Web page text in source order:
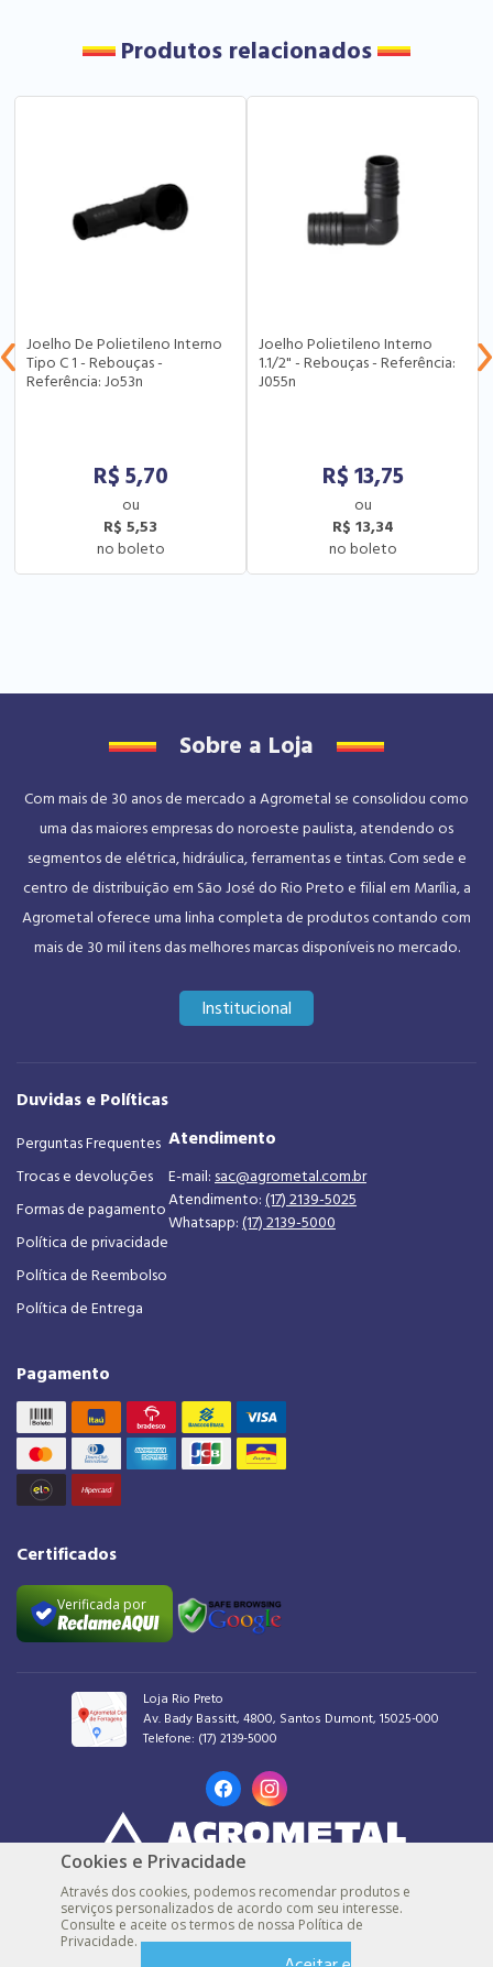
Produtos relacionados
Joelho De Polietileno Interno
Tipo C 1 - Rebouças -
Referência: Jo53n
R$ 5,70
R$ 5,53
Joelho Polietileno Interno
1.1/2" - Rebouças - Referência:
J055n
R$ 13,75
R$ 13,34
Sobre a Loja
Com mais de 30 anos de mercado a Agrometal se consolidou como
uma das maiores empresas do noroeste paulista, atendendo os
segmentos de elétrica, hidráulica, ferramentas e tintas. Com sede e
centro de distribuição em São José do Rio Preto e filial em Marília, a
Agrometal oferece uma linha completa de produtos contando com
mais de 30 mil itens das melhores marcas disponíveis no mercado.
Institucional
Duvidas e Políticas
Perguntas Frequentes
Trocas e devoluções
Formas de pagamento
Política de privacidade
Política de Reembolso
Política de Entrega
Atendimento
E-mail: sac@agrometal.com.br
Atendimento: (17) 2139-5025
Whatsapp: (17) 2139-5000
Pagamento
Certificados
Verificada por
Loja Rio Preto
Av. Bady Bassitt, 4800, Santos Dumont, 15025-000
Telefone: (17) 2139-5000
os direitos reservados
Loja Marília
Rua São Luiz, 1395, Alto Cafezal, 17500-002
Cookies e Privacidade
Através dos cookies, podemos recomendar produtos e
serviços personalizados de acordo com seu interesse.
Consulte e aceite os termos de nossa Política de
Privacidade.